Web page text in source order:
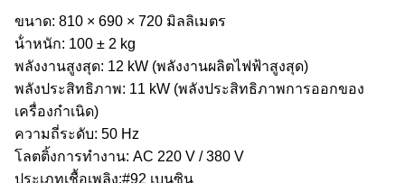
ขนาด: 810 × 690 × 720 มิลลิเมตร
น้ําหนัก: 100 ± 2 kg
พลังงานสูงสุด: 12 kW (พลังงานผลิตไฟฟ้าสูงสุด)
พลังประสิทธิภาพ: 11 kW (พลังประสิทธิภาพการออกของ
เครื่องกําเนิด)
ความถี่ระดับ: 50 Hz
โลตติ้งการทํางาน: AC 220 V / 380 V
ประเภทเชื้อเพลิง:#92 เบนซิน